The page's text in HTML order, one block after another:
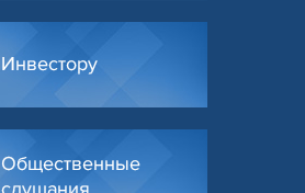
Инвестору
Общественные